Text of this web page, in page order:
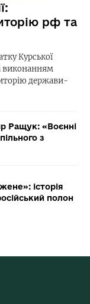
рф та
Курської
виконанням
держави-
Ращук: «Воєнні
з
історія
полон